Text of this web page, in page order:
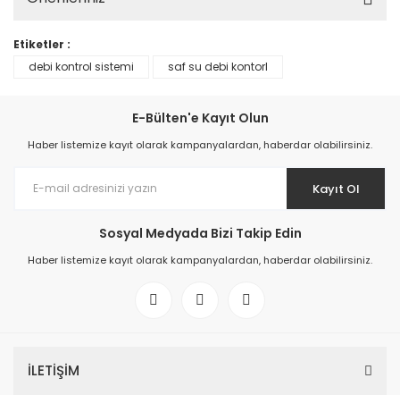
Etiketler :
debi kontrol sistemi
saf su debi kontorl
E-Bülten'e Kayıt Olun
Haber listemize kayıt olarak kampanyalardan, haberdar olabilirsiniz.
Kayıt Ol
Sosyal Medyada Bizi Takip Edin
Haber listemize kayıt olarak kampanyalardan, haberdar olabilirsiniz.
İLETİŞİM